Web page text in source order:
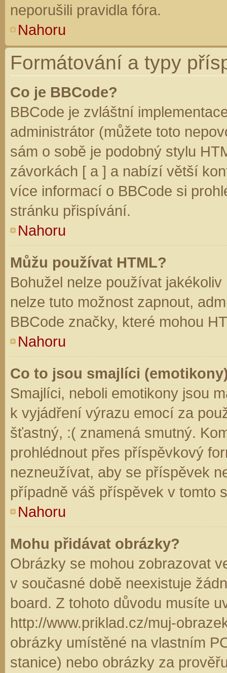
neporušili pravidla fóra.
Nahoru
Formátování a typy
Co je BBCode?
BBCode je zvláštní
administrátor (můžete toto
sám o sobě je podobný stylu
závorkách [ a ] a nabízí větší
více informací o BBCode si
stránku přispívání.
Nahoru
Můžu používat HTML?
Bohužel nelze používat
nelze tuto možnost zapnout,
BBCode značky, které mohou
Nahoru
Co to jsou smajlíci
Smajlíci, neboli emotikony jsou
k vyjádření výrazu emocí za
šťastný, :( znamená smutný.
prohlédnout přes příspěvkový
nezneužívat, aby se příspěvek
případně váš příspěvek v tomto
Nahoru
Mohu přidávat obrázky?
Obrázky se mohou zobrazovat
v současné době neexistuje
board. Z tohoto důvodu musíte
http://www.priklad.cz/muj-
obrázky umístěné na vlastním
stanice) nebo obrázky za